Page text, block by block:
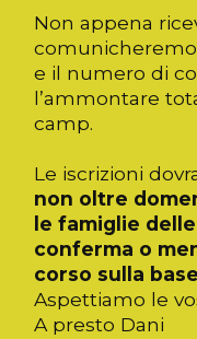
Non appena
e il numero di
l’ammontare
camp.
Le iscrizioni
non oltre
le famiglie
conferma o
corso sulla
Aspettiamo le
A presto Dani